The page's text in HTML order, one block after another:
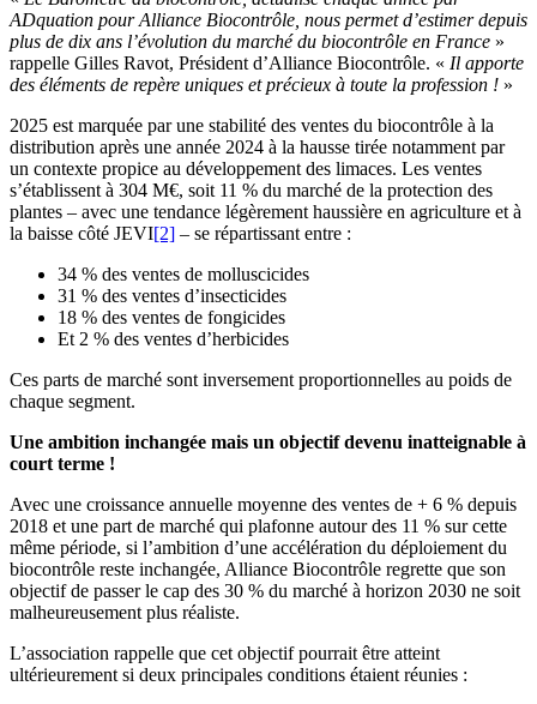
ADquation pour Alliance Biocontrôle, nous permet d’estimer depuis
plus de dix ans l’évolution du marché du biocontrôle en France »
rappelle Gilles Ravot, Président d’Alliance Biocontrôle. « Il apporte
des éléments de repère uniques et précieux à toute la profession ! »
2025 est marquée par une stabilité des ventes du biocontrôle à la
distribution après une année 2024 à la hausse tirée notamment par
un contexte propice au développement des limaces. Les ventes
s’établissent à 304 M€, soit 11 % du marché de la protection des
plantes – avec une tendance légèrement haussière en agriculture et à
la baisse côté JEVI[2] – se répartissant entre :
34 % des ventes de molluscicides
31 % des ventes d’insecticides
18 % des ventes de fongicides
Et 2 % des ventes d’herbicides
Ces parts de marché sont inversement proportionnelles au poids de
chaque segment.
Une ambition inchangée mais un objectif devenu inatteignable à
court terme !
Avec une croissance annuelle moyenne des ventes de + 6 % depuis
2018 et une part de marché qui plafonne autour des 11 % sur cette
même période, si l’ambition d’une accélération du déploiement du
biocontrôle reste inchangée, Alliance Biocontrôle regrette que son
objectif de passer le cap des 30 % du marché à horizon 2030 ne soit
malheureusement plus réaliste.
L’association rappelle que cet objectif pourrait être atteint
ultérieurement si deux principales conditions étaient réunies :